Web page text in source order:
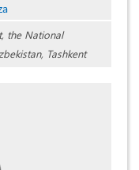
the National
Tashkent